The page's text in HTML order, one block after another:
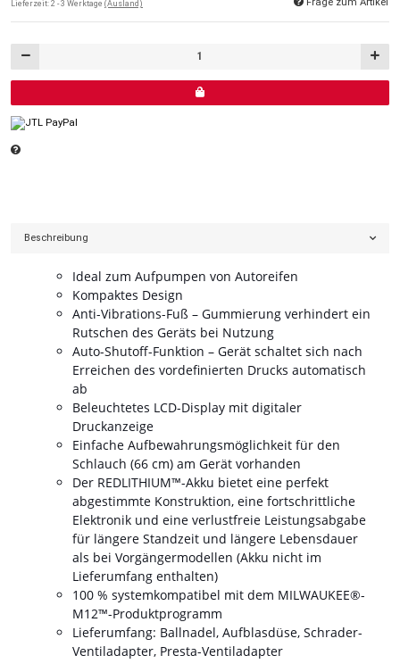
Lieferzeit: 2 - 3 Werktage (Ausland)
Beschreibung
Ideal zum Aufpumpen von Autoreifen
Kompaktes Design
Anti-Vibrations-Fuß – Gummierung verhindert ein
Rutschen des Geräts bei Nutzung
Auto-Shutoff-Funktion – Gerät schaltet sich nach
Erreichen des vordefinierten Drucks automatisch
ab
Beleuchtetes LCD-Display mit digitaler
Druckanzeige
Einfache Aufbewahrungsmöglichkeit für den
Schlauch (66 cm) am Gerät vorhanden
Der REDLITHIUM™-Akku bietet eine perfekt
abgestimmte Konstruktion, eine fortschrittliche
Elektronik und eine verlustfreie Leistungsabgabe
für längere Standzeit und längere Lebensdauer
als bei Vorgängermodellen (Akku nicht im
Lieferumfang enthalten)
100 % systemkompatibel mit dem MILWAUKEE®-
M12™-Produktprogramm
Lieferumfang: Ballnadel, Aufblasdüse, Schrader-
Ventiladapter, Presta-Ventiladapter